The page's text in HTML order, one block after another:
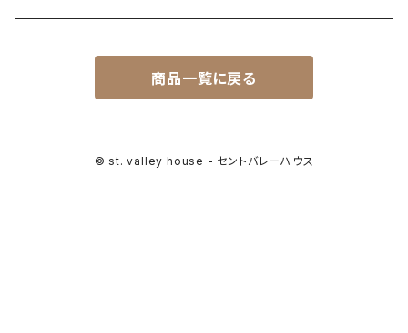
Akihiro Wood Works
商品一覧に戻る
© st. valley house - セントバレーハウス